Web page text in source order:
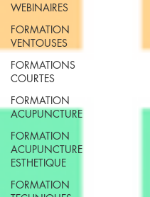
WEBINAIRES
FORMATION
VENTOUSES
FORMATIONS
COURTES
FORMATION
ACUPUNCTURE
FORMATION
ACUPUNCTURE
ESTHETIQUE
FORMATION